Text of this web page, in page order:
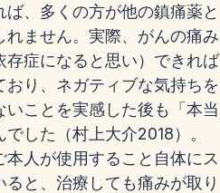
、多くの方が他の鎮痛薬と
ません。実際、がんの痛み
症になると思い）できれば
り、ネガティブな気持ちを
ことを実感した後も「本当
した（村上大介2018）。
人が使用すること自体にス
と、治療しても痛みが取り